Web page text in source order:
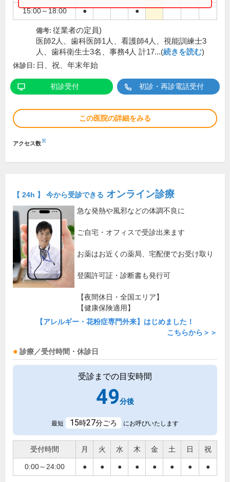
15:00～18:00 ● ●
備考: 従業者の定員)
医師2人、歯科医師1人、看護師4人、視能訓練士3
人、歯科衛生士3名、事務4人 計17...(続きを読む)
休診日: 日、祝、年末年始
初診受付 初診・再診電話受付
この医院の詳細をみる
アクセス数※
【 24h 】 今から受診できる オンライン診療
急な発熱や風邪などの体調不良に
ご自宅・オフィスで受診出来ます
お薬はお近くの薬局、宅配便でお受け取り
登園許可証・診断書も発行可
【夜間休日・全国エリア】
【健康保険適用】
【アレルギー・花粉症専門外来】はじめました！
こちらから＞＞
診療／受付時間・休診日
受診までの目安時間
49分後
最短 15時27分ごろ にお呼びいたします
受付時間 月 火 水 木 金 土 日 祝
0:00～24:00 ● ● ● ● ● ● ● ●